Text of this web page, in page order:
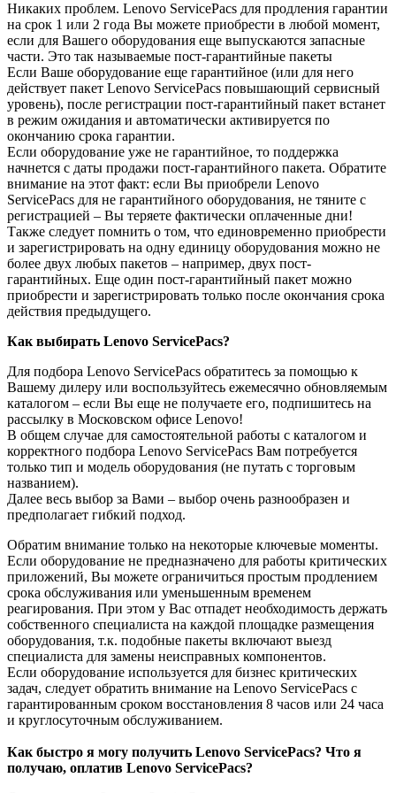
Никаких проблем. Lenovo ServicePacs для продления гарантии
на срок 1 или 2 года Вы можете приобрести в любой момент,
если для Вашего оборудования еще выпускаются запасные
части. Это так называемые пост-гарантийные пакеты
Если Ваше оборудование еще гарантийное (или для него
действует пакет Lenovo ServicePacs повышающий сервисный
уровень), после регистрации пост-гарантийный пакет встанет
в режим ожидания и автоматически активируется по
окончанию срока гарантии.
Если оборудование уже не гарантийное, то поддержка
начнется с даты продажи пост-гарантийного пакета. Обратите
внимание на этот факт: если Вы приобрели Lenovo
ServicePacs для не гарантийного оборудования, не тяните с
регистрацией – Вы теряете фактически оплаченные дни!
Также следует помнить о том, что единовременно приобрести
и зарегистрировать на одну единицу оборудования можно не
более двух любых пакетов – например, двух пост-
гарантийных. Еще один пост-гарантийный пакет можно
приобрести и зарегистрировать только после окончания срока
действия предыдущего.
Как выбирать Lenovo ServicePacs?
Для подбора Lenovo ServicePacs обратитесь за помощью к
Вашему дилеру или воспользуйтесь ежемесячно обновляемым
каталогом – если Вы еще не получаете его, подпишитесь на
рассылку в Московском офисе Lenovo!
В общем случае для самостоятельной работы с каталогом и
корректного подбора Lenovo ServicePacs Вам потребуется
только тип и модель оборудования (не путать с торговым
названием).
Далее весь выбор за Вами – выбор очень разнообразен и
предполагает гибкий подход.
Обратим внимание только на некоторые ключевые моменты.
Если оборудование не предназначено для работы критических
приложений, Вы можете ограничиться простым продлением
срока обслуживания или уменьшенным временем
реагирования. При этом у Вас отпадет необходимость держать
собственного специалиста на каждой площадке размещения
оборудования, т.к. подобные пакеты включают выезд
специалиста для замены неисправных компонентов.
Если оборудование используется для бизнес критических
задач, следует обратить внимание на Lenovo ServicePacs с
гарантированным сроком восстановления 8 часов или 24 часа
и круглосуточным обслуживанием.
Как быстро я могу получить Lenovo ServicePacs? Что я
получаю, оплатив Lenovo ServicePacs?